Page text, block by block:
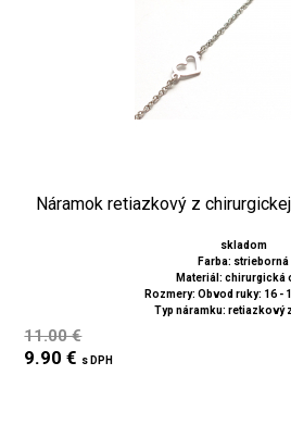
Náramok retiazkový z
skladom
Farba: strieborná
Materiál: chirurgická
Rozmery: Obvod ruky: 16 -
Typ náramku: retiazkový
11.00 €
9.90 € s DPH